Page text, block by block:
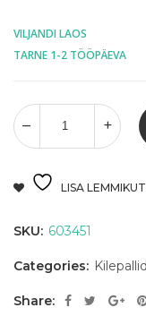
VILJANDI LAOS
TARNE 1-2 TÖÖPÄEVA
LISA
SKU: 603451
Categories: Kilepallid
Share: